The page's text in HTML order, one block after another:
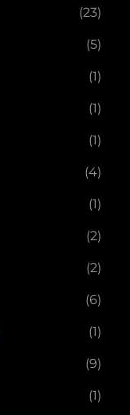
(23)
(5)
(1)
(1)
(1)
(4)
(1)
(2)
(2)
(6)
(1)
(9)
(1)